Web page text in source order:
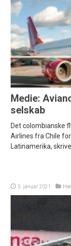
Medie:
selskab
Det colombianske
Airlines fra Chile
Latinamerika,
5. januar 2021